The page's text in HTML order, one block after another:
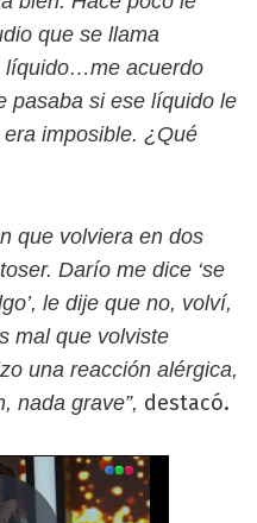
que se llama
líquido…me acuerdo
pasaba si ese líquido le
imposible. ¿Qué
que volviera en dos
Darío me dice ‘se
le dije que no, volví,
mal que volviste
una reacción alérgica,
nada grave”, destacó.